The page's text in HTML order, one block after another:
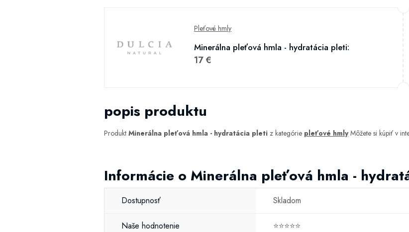
Pleťové hmly
Minerálna pleťová hmla - hydratácia pleti:
17 €
popis produktu
Produkt Minerálna pleťová hmla - hydratácia pleti z kategórie pleťové hmlyMôžete si kúpiť v
Informácie o Minerálna pleťová hmla -
Dostupnosť Skladom
Naše hodnotenie ⭐⭐⭐⭐⭐